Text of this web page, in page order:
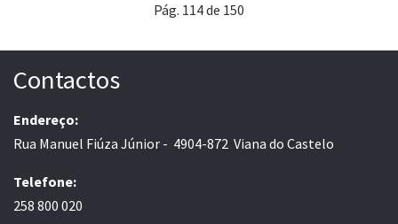
Pág. 114 de 150
Contactos
Endereço:
Rua Manuel Fiúza Júnior - 4904-872 Viana do Castelo
Telefone:
258 800 020